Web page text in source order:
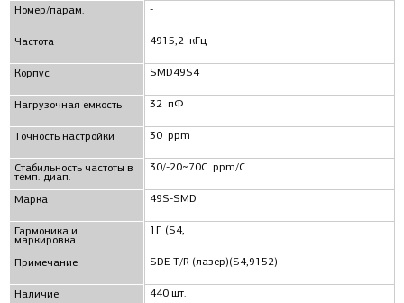
Номер/парам.
Частота
Корпус
Нагрузочная емкость
Точность настройки
Стабильность частоты в
темп. диап.
Маркa
Гармоника и
маркировка
Примечание
Наличие
-
4915,2 кГц
SMD49S4
32 пФ
30 ppm
30/-20~70C ppm/C
49S-SMD
1Г (S4,
SDE T/R (лазер)(S4,9152)
440 шт.